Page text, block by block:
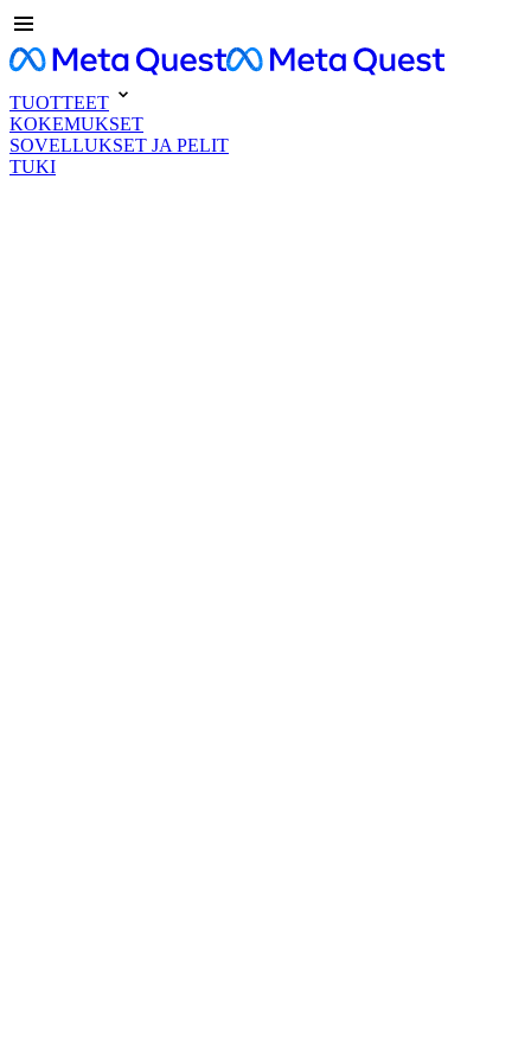
TUOTTEET
KOKEMUKSET
SOVELLUKSET JA PELIT
TUKI